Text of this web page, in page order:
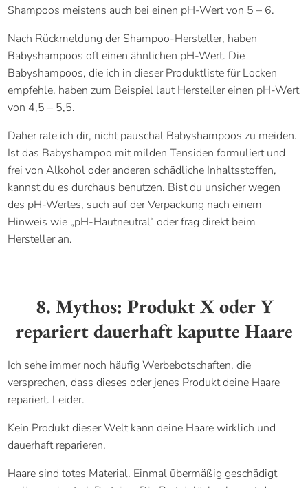
Shampoos meistens auch bei einen pH-Wert von 5 – 6.
Nach Rückmeldung der Shampoo-Hersteller, haben
Babyshampoos oft einen ähnlichen pH-Wert. Die
Babyshampoos, die ich in dieser Produktliste für Locken
empfehle, haben zum Beispiel laut Hersteller einen pH-Wert
von 4,5 – 5,5.
Daher rate ich dir, nicht pauschal Babyshampoos zu meiden.
Ist das Babyshampoo mit milden Tensiden formuliert und
frei von Alkohol oder anderen schädliche Inhaltsstoffen,
kannst du es durchaus benutzen. Bist du unsicher wegen
des pH-Wertes, such auf der Verpackung nach einem
Hinweis wie „pH-Hautneutral“ oder frag direkt beim
Hersteller an.
8. Mythos: Produkt X oder Y
repariert dauerhaft kaputte Haare
Ich sehe immer noch häufig Werbebotschaften, die
versprechen, dass dieses oder jenes Produkt deine Haare
repariert. Leider.
Kein Produkt dieser Welt kann deine Haare wirklich und
dauerhaft reparieren.
Haare sind totes Material. Einmal übermäßig geschädigt